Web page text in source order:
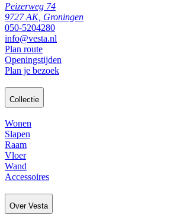
Peizerweg 74
9727 AK, Groningen
050-5204280
info@vesta.nl
Plan route
Openingstijden
Plan je bezoek
Collectie
Wonen
Slapen
Raam
Vloer
Wand
Accessoires
Over Vesta